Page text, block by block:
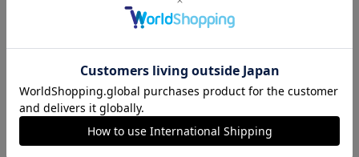
【選手名・背番号入り】
クユニフォーム（フィー
ルド1st）
2026/27オーセンティッ
クユニフォーム（フィー
ルド1st）
会員特典
2026/27オーセンティッ
クユニフォーム（フィー
ルド2nd）
トピックス